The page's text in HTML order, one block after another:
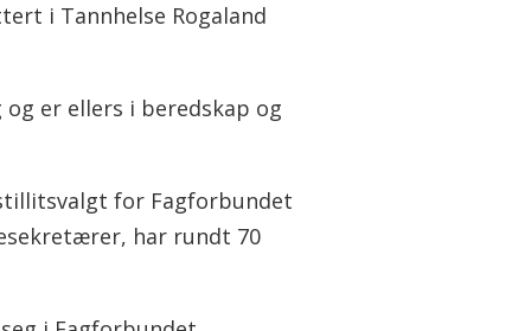
i Tannhelse Rogaland
er ellers i beredskap og
for Fagforbundet
har rundt 70